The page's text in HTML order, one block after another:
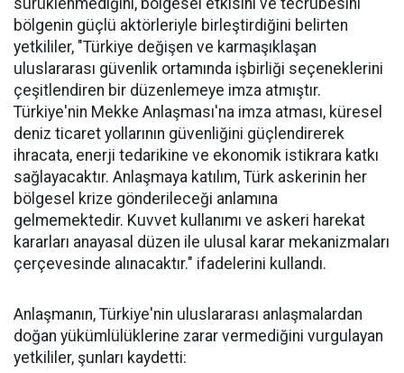
sürüklenmediğini, bölgesel etkisini ve tecrübesini
bölgenin güçlü aktörleriyle birleştirdiğini belirten
yetkililer, "Türkiye değişen ve karmaşıklaşan
uluslararası güvenlik ortamında işbirliği seçeneklerini
çeşitlendiren bir düzenlemeye imza atmıştır.
Türkiye'nin Mekke Anlaşması'na imza atması, küresel
deniz ticaret yollarının güvenliğini güçlendirerek
ihracata, enerji tedarikine ve ekonomik istikrara katkı
sağlayacaktır. Anlaşmaya katılım, Türk askerinin her
bölgesel krize gönderileceği anlamına
gelmemektedir. Kuvvet kullanımı ve askeri harekat
kararları anayasal düzen ile ulusal karar mekanizmaları
çerçevesinde alınacaktır." ifadelerini kullandı.
Anlaşmanın, Türkiye'nin uluslararası anlaşmalardan
doğan yükümlülüklerine zarar vermediğini vurgulayan
yetkililer, şunları kaydetti: